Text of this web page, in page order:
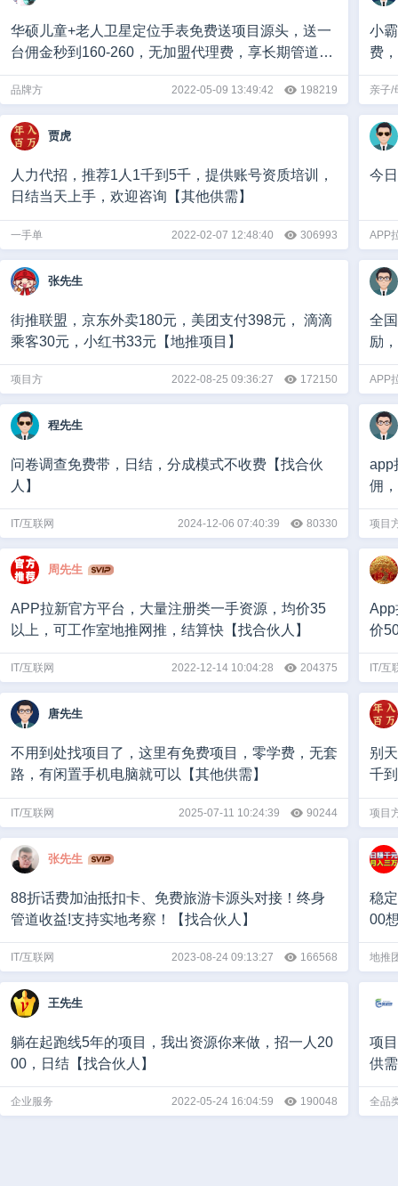
华硕儿童+老人卫星定位手表免费送项目源头，送一
台佣金秒到160-260，无加盟代理费，享长期管道收
益【地推项目】
品牌方 2022-05-09 13:49:42 198219
小
费
亲子/
贾虎
人力代招，推荐1人1千到5千，提供账号资质培训，
日结当天上手，欢迎咨询【其他供需】
一手单 2022-02-07 12:48:40 306993
今
APP
张先生
街推联盟，京东外卖180元，美团支付398元， 滴滴
乘客30元，小红书33元【地推项目】
项目方 2022-08-25 09:36:27 172150
全
励
APP
程先生
问卷调查免费带，日结，分成模式不收费【找合伙
人】
IT/互联网 2024-12-06 07:40:39 80330
app
佣
随
项目
周先生
APP拉新官方平台，大量注册类一手资源，均价35
以上，可工作室地推网推，结算快【找合伙人】
IT/互联网 2022-12-14 10:04:28 204375
App
价
IT/互
唐先生
不用到处找项目了，这里有免费项目，零学费，无套
路，有闲置手机电脑就可以【其他供需】
IT/互联网 2025-07-11 10:24:39 90244
别
千
项目
张先生
88折话费加油抵扣卡、免费旅游卡源头对接！终身
管道收益!支持实地考察！【找合伙人】
IT/互联网 2023-08-24 09:13:27 166568
稳
00
地推
王先生
躺在起跑线5年的项目，我出资源你来做，招一人20
00，日结【找合伙人】
企业服务 2022-05-24 16:04:59 190048
项
供
全品